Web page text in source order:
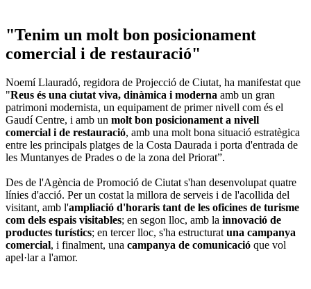
"Tenim un molt bon posicionament
comercial i de restauració"
Noemí Llauradó, regidora de Projecció de Ciutat, ha manifestat que
"Reus és una ciutat viva, dinàmica i moderna amb un gran
patrimoni modernista, un equipament de primer nivell com és el
Gaudí Centre, i amb un molt bon posicionament a nivell
comercial i de restauració, amb una molt bona situació estratègica
entre les principals platges de la Costa Daurada i porta d'entrada de
les Muntanyes de Prades o de la zona del Priorat”.
Des de l'Agència de Promoció de Ciutat s'han desenvolupat quatre
línies d'acció. Per un costat la millora de serveis i de l'acollida del
visitant, amb l'ampliació d'horaris tant de les oficines de turisme
com dels espais visitables; en segon lloc, amb la innovació de
productes turístics; en tercer lloc, s'ha estructuratuna campanya
comercial, i finalment, una campanya de comunicació que vol
apel·lar a l'amor.